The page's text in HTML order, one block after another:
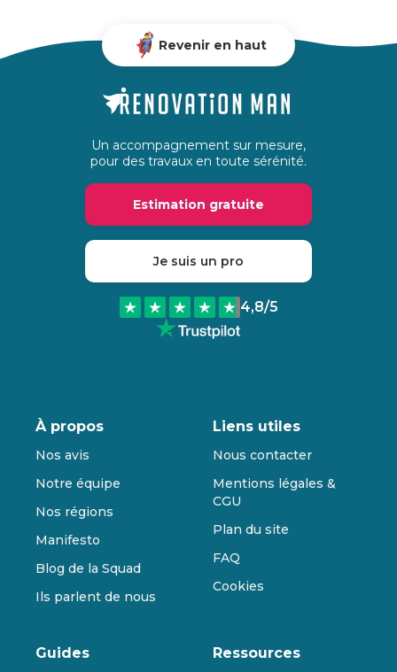
Revenir en haut
Un accompagnement sur mesure,
pour des travaux en toute sérénité.
Estimation gratuite
Je suis un pro
4,8/5
À propos
Nos avis
Notre équipe
Nos régions
Manifesto
Blog de la Squad
Ils parlent de nous
Liens utiles
Nous contacter
Mentions légales &
CGU
Plan du site
FAQ
Cookies
Guides Ressources